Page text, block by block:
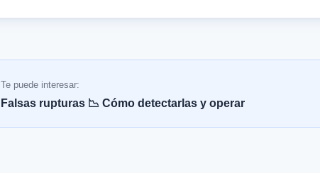
Te puede interesar:
Falsas rupturas 📉 Cómo detectarlas y operar